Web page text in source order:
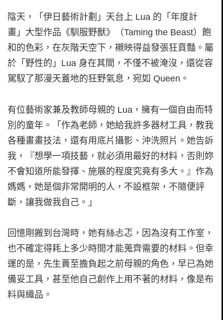
陰天，「伊日藝術計劃」天台上 Lua 的「年度計
畫」大型作品《馴服野獸》（Taming the Beast）飽
和的色彩，在灰階天空下，襯映得益發張狂賁豔。屬
於「野性的」Lua 身在其間，不僅不被淹沒，還從容
駕馭了那漫天蓋地的狂野氣息，宛如 Queen。
有位藝術家兼及教師母親的 Lua，擁有一個自由而特
別的童年。「作為老師，她給我許多器材工具，教我
各種畫畫技法，還有用底片攝影、沖洗照片。她告訴
我，『想學一項技藝，就必須用最好的材料，否則妳
不會知道所能發揮、施展的程度究竟有多大。』作為
媽媽，她是個非常開明的人，不設框架，不隨便評
斷，讓我做我自己。」
回憶剛搬到台灣時，她有絲忐忑，因為沒有工作室，
也不確定得耗上多少時間才能蒐齊需要的材料。但幸
運的是，先生蕢至擔負起之前母親的角色，早已為她
備妥工具，甚至他自己創作上用不著的材料，像是布
料與織品。